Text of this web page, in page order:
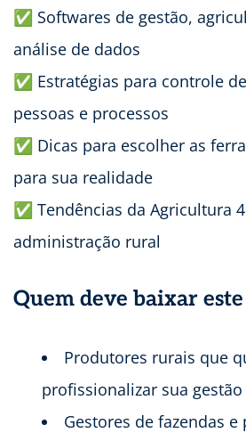
✅ Softwares de gestão,
análise de dados
✅ Estratégias para controle
pessoas e processos
✅ Dicas para escolher as
para sua realidade
✅ Tendências da Agricultura
administração rural
Quem deve baixar
Produtores rurais que
profissionalizar sua gestão
Gestores de fazendas